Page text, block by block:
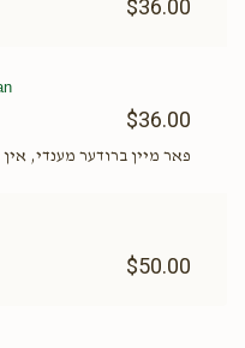
$36.00
$36.00
פאר מיין ברודער מענדי,
$50.00